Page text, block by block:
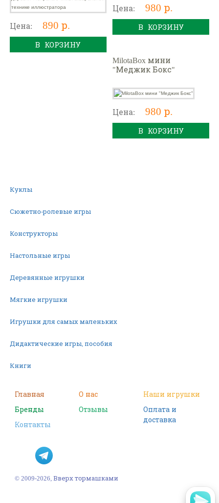
Цена: 890 р.
В КОРЗИНУ
Цена: 980 р.
В КОРЗИНУ
MilotaBox мини
"Меджик Бокс"
Цена: 980 р.
В КОРЗИНУ
Куклы
Сюжетно-ролевые игры
Конструкторы
Настольные игры
Деревянные игрушки
Мягкие игрушки
Игрушки для самых маленьких
Дидактические игры, пособия
Книги
Фигурки
Наборы для творчества
Пазлы
Главная О нас
Наши игрушки
Бренды
Отзывы
Оплата и
доставка
Контакты
© 2009-2026, Вверх тормашками